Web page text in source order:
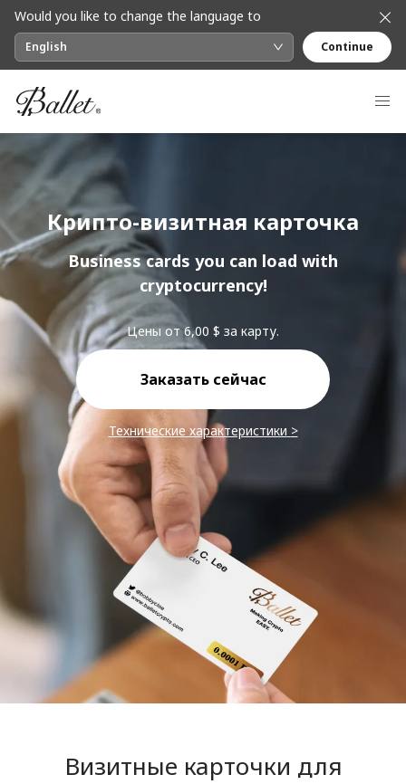
Would you like to change the language to
English Continue
Крипто-визитная карточка
Business cards you can load with
cryptocurrency!
Цены от 6,00 $ за карту.
Заказать сейчас
Технические характеристики >
Визитные карточки для